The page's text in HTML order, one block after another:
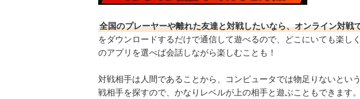
全国のプレーヤーや離れた友達と対戦したいなら、オンライン対戦
をダウンロードするだけで通信して遊べるので、どこにいても楽し
のアプリを選べば会話しながら楽しむことも！
対戦相手は人間であることから、コンピュータでは物足りないとい
戦相手を探すので、かなりレベルが上の相手と遊ぶこともできます